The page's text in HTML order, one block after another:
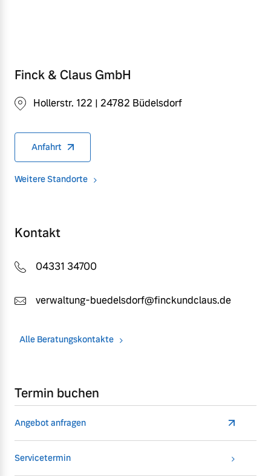
Finck & Claus GmbH
Hollerstr. 122 | 24782 Büdelsdorf
Anfahrt
Weitere Standorte
Kontakt
04331 34700
verwaltung-buedelsdorf@finckundclaus.de
Alle Beratungskontakte
Termin buchen
Angebot anfragen
Servicetermin